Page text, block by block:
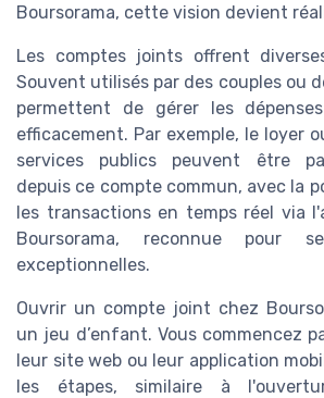
Boursorama, cette vision devient
Les comptes joints offrent
Souvent utilisés par des couples ou
permettent de gérer les
efficacement. Par exemple, le loyer
services publics peuvent être
depuis ce compte commun, avec la
les transactions en temps réel via
Boursorama, reconnue pour
exceptionnelles.
Ouvrir un compte joint chez
un jeu d’enfant. Vous commencez
leur site web ou leur application
les étapes, similaire à